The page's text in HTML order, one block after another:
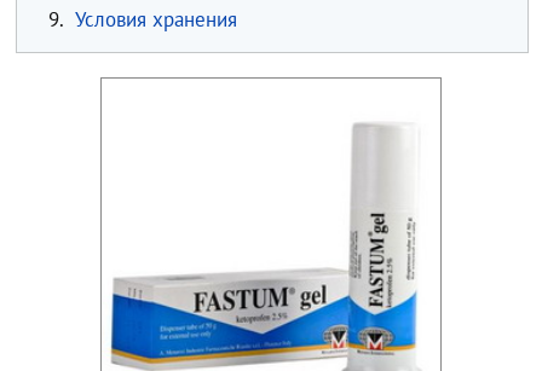
9. Условия хранения